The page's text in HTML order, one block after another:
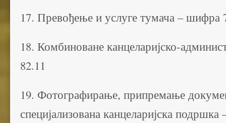
17. Превођење и услуге тумача – шифра
18. Комбиноване канцеларијско-
82.11
19. Фотографирање, припремање
специјализована канцеларијска